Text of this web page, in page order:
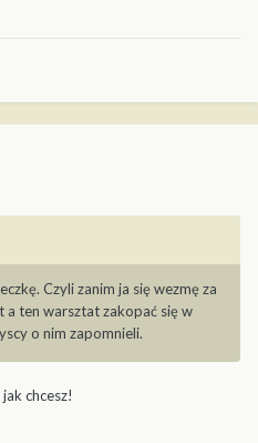
Czyli zanim ja się wezmę za
a ten warsztat zakopać się w
o nim zapomnieli.
chcesz!